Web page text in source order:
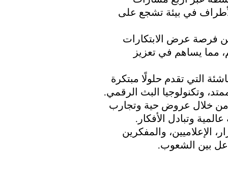
الأطراف في بيئة تشجع على
فرصة عرض الابتكارات
مما يساهم في تعزيز
التي تقدم حلولًا مبتكرة
وتكنولوجيا البث الرقمي.
من خلال عروض حية وتجارب
وتبادل الأفكار.
الإعلاميين، والمفكرين
بين الشعوب.